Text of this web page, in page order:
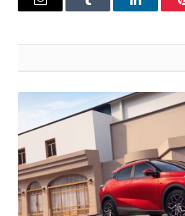
بينتيريستلينكدإن Tumblr
البريد